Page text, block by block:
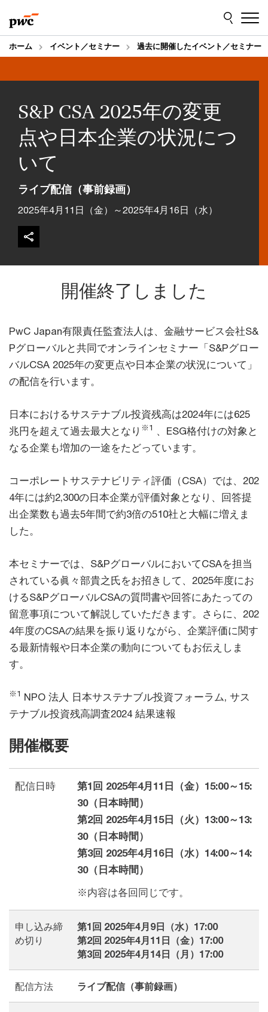
to
content
to
footer
ホーム イベント／セミナー 過去に開催したイベント／セミナー
S&P CSA 2025年の変更
点や日本企業の状況につ
いて
ライブ配信（事前録画）
2025年4月11日（金）～2025年4月16日（水）
開催終了しました
PwC Japan有限責任監査法人は、金融サービス会社S&
Pグローバルと共同でオンラインセミナー「S&Pグロー
バルCSA 2025年の変更点や日本企業の状況について」
の配信を行います。
日本におけるサステナブル投資残高は2024年には625
兆円を超えて過去最大となり ※1 、ESG格付けの対象と
なる企業も増加の一途をたどっています。
コーポレートサステナビリティ評価（CSA）では、202
4年には約2,300の日本企業が評価対象となり、回答提
出企業数も過去5年間で約3倍の510社と大幅に増えま
した。
本セミナーでは、S&PグローバルにおいてCSAを担当
されている眞々部貴之氏をお招きして、2025年度にお
けるS&PグローバルCSAの質問書や回答にあたっての
留意事項について解説していただきます。さらに、202
4年度のCSAの結果を振り返りながら、企業評価に関す
る最新情報や日本企業の動向についてもお伝えしま
す。
※1 NPO 法人 日本サステナブル投資フォーラム, サス
テナブル投資残高調査2024 結果速報
開催概要
配信日時
第1回 2025年4月11日（金）15:00～15:
30（日本時間）
第2回 2025年4月15日（火）13:00～13:
30（日本時間）
第3回 2025年4月16日（水）14:00～14:
30（日本時間）
※内容は各回同じです。
申し込み締
め切り
第1回 2025年4月9日（水）17:00
第2回 2025年4月11日（金）17:00
第3回 2025年4月14日（月）17:00
配信方法 ライブ配信（事前録画）